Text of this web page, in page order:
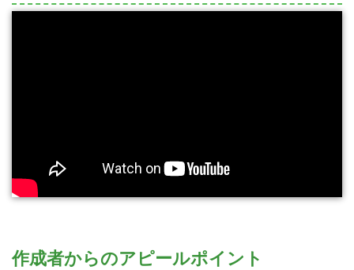
作成者からのアピールポイント